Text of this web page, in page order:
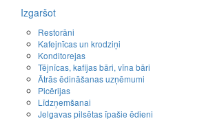
Izgaršot
Restorāni
Kafejnīcas un krodziņi
Konditorejas
Tējnīcas, kafijas bāri, vīna bāri
Ātrās ēdināšanas uzņēmumi
Picērijas
Līdzņemšanai
Jelgavas pilsētas īpašie ēdieni